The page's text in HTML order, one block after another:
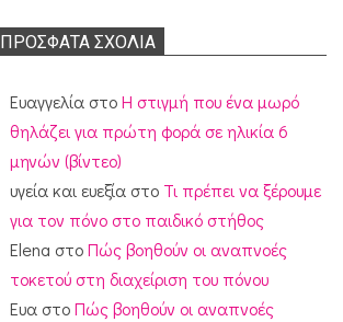
ΠΡΌΣΦΑΤΑ ΣΧΌΛΙΑ
Ευαγγελία στοΗ στιγμή που ένα μωρό
θηλάζει για πρώτη φορά σε ηλικία 6
μηνών (βίντεο)
υγεία και ευεξία στο Τι πρέπει να ξέρουμε
για τον πόνο στο παιδικό στήθος
Elena στοΠώς βοηθούν οι αναπνοές
τοκετού στη διαχείριση του πόνου
Ευα στοΠώς βοηθούν οι αναπνοές